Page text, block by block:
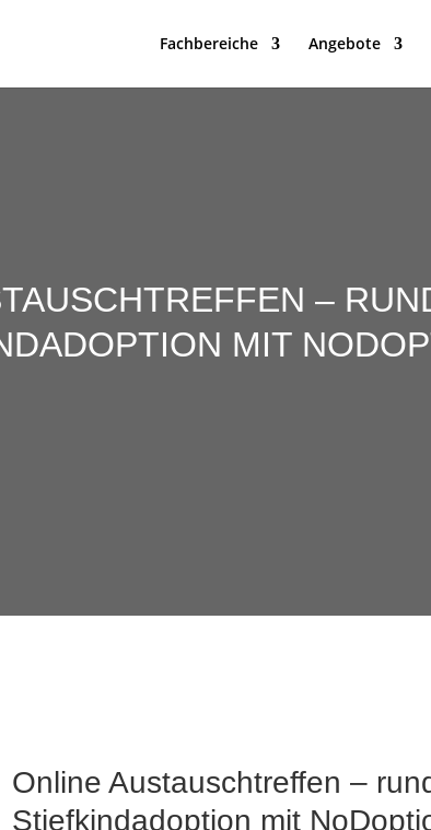
Fachbereiche Angebote
–
MIT
Online Austauschtreffen –
Stiefkindadoption mit